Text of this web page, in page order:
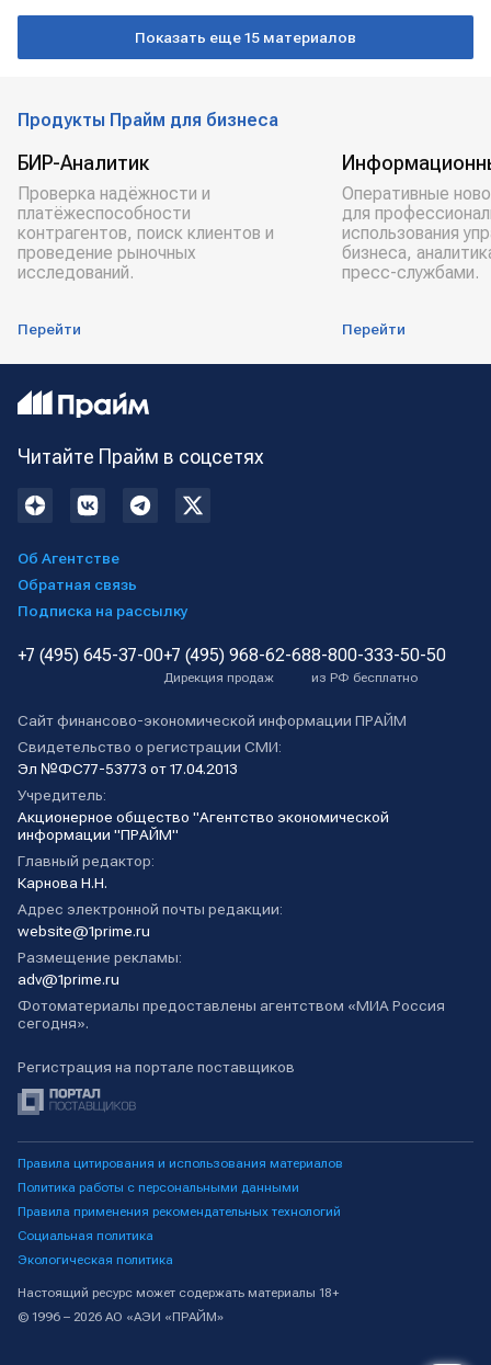
Показать еще 15 материалов
Продукты Прайм для бизнеса
БИР-Аналитик
Проверка надёжности и
платёжеспособности
контрагентов, поиск клиентов и
проведение рыночных
исследований.
Перейти
Оперативные
для
использования
бизнеса,
пресс-службами.
Перейти
Читайте Прайм в соцсетях
Об Агентстве
Обратная связь
Подписка на рассылку
+7 (495) 645-37-00+7 (495) 968-62-68
Дирекция продаж
8-800-333-50-50
из РФ бесплатно
Сайт финансово-экономической информации ПРАЙМ
Свидетельство о регистрации СМИ:
Эл №ФС77-53773 от 17.04.2013
Учредитель:
Акционерное общество "Агентство экономической
информации "ПРАЙМ"
Главный редактор:
Карнова Н.Н.
Адрес электронной почты редакции:
website@1prime.ru
Размещение рекламы:
adv@1prime.ru
Фотоматериалы предоставлены агентством «МИА Россия
сегодня».
Регистрация на портале поставщиков
Правила цитирования и использования материалов
Политика работы с персональными данными
Правила применения рекомендательных технологий
Социальная политика
Экологическая политика
Настоящий ресурс может содержать материалы 18+
© 1996 – 2026 АО «АЭИ «ПРАЙМ»